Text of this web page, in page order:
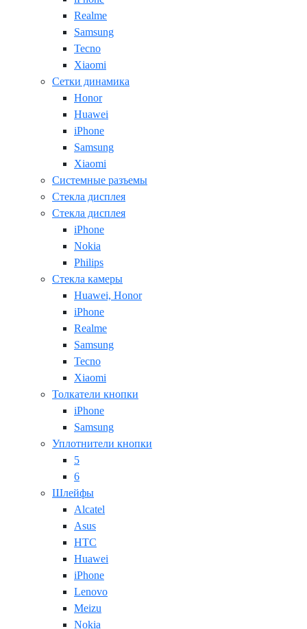
Realme
Samsung
Tecno
Xiaomi
Сетки динамика
Honor
Huawei
iPhone
Samsung
Xiaomi
Системные разъемы
Стекла дисплея
Стекла дисплея
iPhone
Nokia
Philips
Стекла камеры
Huawei, Honor
iPhone
Realme
Samsung
Tecno
Xiaomi
Толкатели кнопки
iPhone
Samsung
Уплотнители кнопки
5
6
Шлейфы
Alcatel
Asus
HTC
Huawei
iPhone
Lenovo
Meizu
Nokia